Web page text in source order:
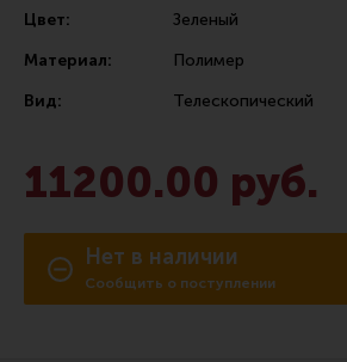
Сошки
Антабки и ремни
Фонари и ЛЦУ
Идеи для подарков
Цвет:
Зеленый
Материал:
Полимер
Вид:
Телескопический
11200.00 руб.
Нет в наличии
Сообщить о поступлении